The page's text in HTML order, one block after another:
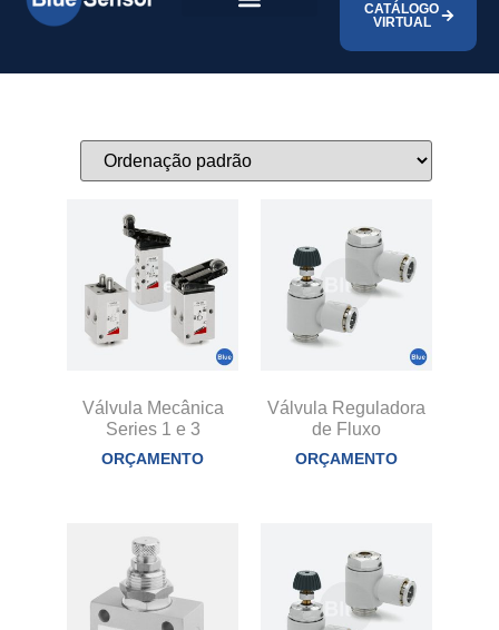
CATÁLOGO
VIRTUAL
Válvula Mecânica
Series 1 e 3
ORÇAMENTO
Válvula Reguladora
de Fluxo
ORÇAMENTO